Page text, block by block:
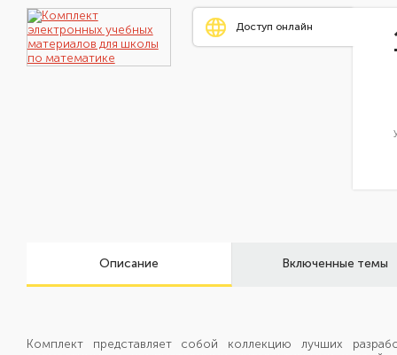
Доступ онлайн
Описание Включенные темы
Комплект представляет собой коллекцию лучших